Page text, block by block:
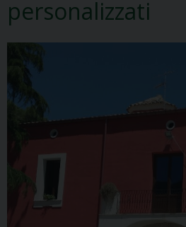
personalizzati